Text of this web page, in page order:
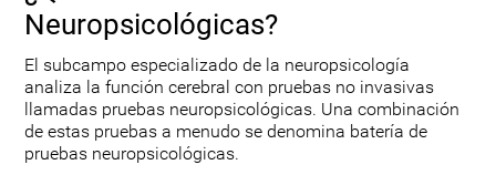
Neuropsicológicas?
El subcampo especializado de la neuropsicología
analiza la función cerebral con pruebas no invasivas
llamadas pruebas neuropsicológicas. Una combinación
de estas pruebas a menudo se denomina batería de
pruebas neuropsicológicas.